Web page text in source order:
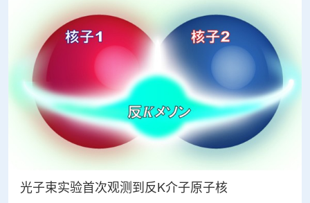
光子束实验首次观测到反K介子原子核